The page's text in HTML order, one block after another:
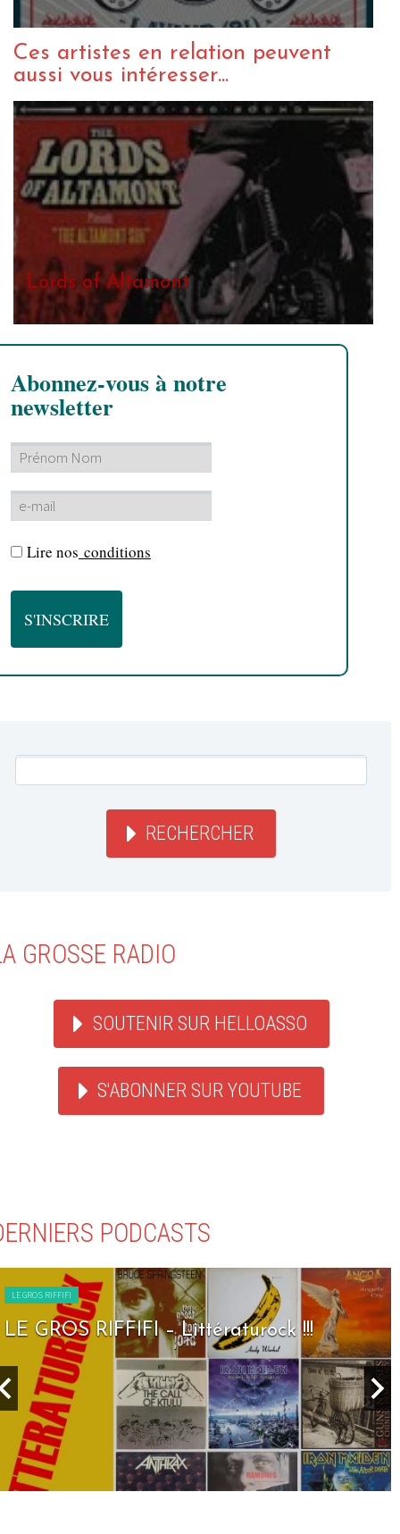
Ces artistes en relation peuvent
aussi vous intéresser...
Lords of Altamont
Abonnez-vous à notre
newsletter
Lire nos conditions
RECHERCHER
GROSSE RADIO
SOUTENIR SUR HELLOASSO
S'ABONNER SUR YOUTUBE
PODCASTS
LE GROS RIFFIFI
LE GROS RIFFIFI – Seven Days To Rock !!!